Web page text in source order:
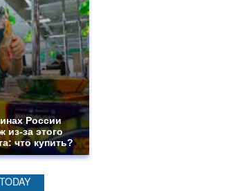
России
из-за этого
что купить?